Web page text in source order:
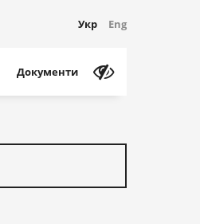
Укр Eng
Документи